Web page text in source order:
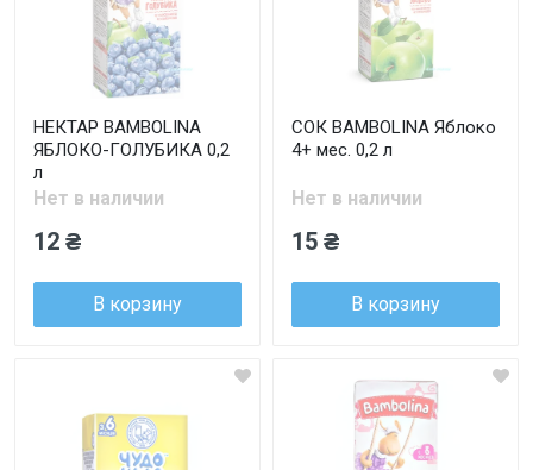
НЕКТАР BAMBOLINA
ЯБЛОКО-ГОЛУБИКА 0,2
л
Нет в наличии
12 ₴
В корзину
СОК BAMBOLINA Яблоко
4+ мес. 0,2 л
Нет в наличии
15 ₴
В корзину